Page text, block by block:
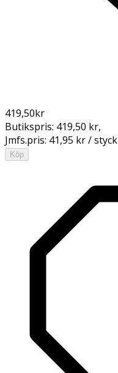
419,50kr
Butikspris: 419,50 kr,
Jmfs.pris: 41,95 kr / styck
Köp